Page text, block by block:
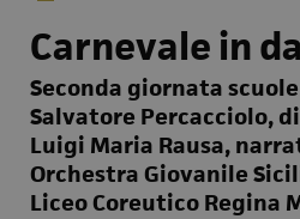
Carnevale in
Seconda giornata scuole
Salvatore Percacciolo,
Luigi Maria Rausa,
Orchestra Giovanile
Liceo Coreutico Regina